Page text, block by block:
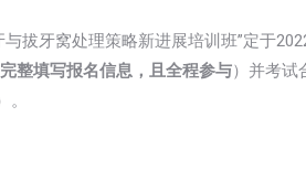
拔牙窝处理策略新进展培训班”定于
整填写报名信息，且全程参与）并考试